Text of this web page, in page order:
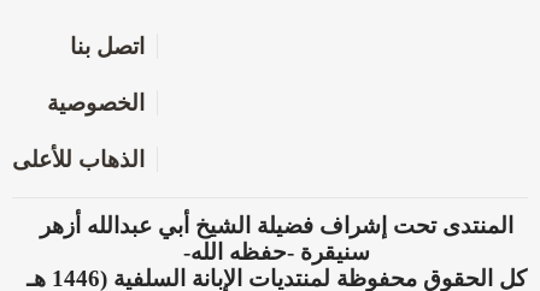
اتصل بنا
الخصوصية
الذهاب للأعلى
المنتدى تحت إشراف فضيلة الشيخ أبي عبدالله أزهر
سنيقرة -حفظه الله-
كل الحقوق محفوظة لمنتديات الإبانة السلفية (1446 هـ